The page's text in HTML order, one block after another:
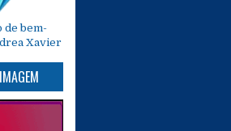
de bem-
Xavier